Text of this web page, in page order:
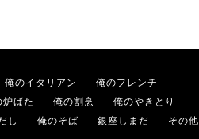
俺のイタリアン
俺のフレンチ
炉ばた 俺の割烹
俺のやきとり
し 俺のそば 銀座しまだ その他